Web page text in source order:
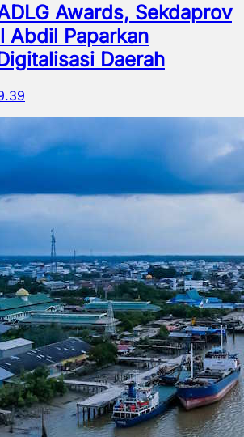
Awards, Sekdaprov
Abdil Paparkan
Daerah